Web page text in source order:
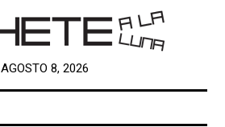
AGOSTO 8, 2026